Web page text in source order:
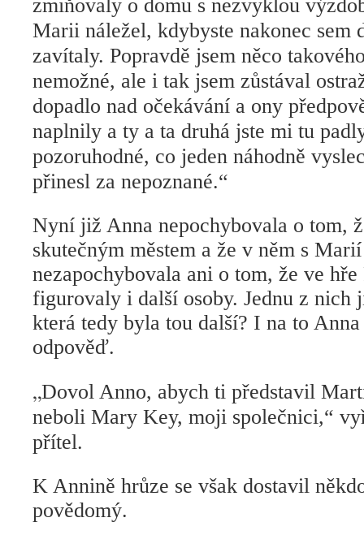
zmiňovaly o domu s nezvyklou
Marii náležel, kdybyste nakonec sem
zavítaly. Popravdě jsem něco
nemožné, ale i tak jsem zůstával
dopadlo nad očekávání a ony
naplnily a ty a ta druhá jste mi tu
pozoruhodné, co jeden náhodně
přinesl za nepoznané.“
Nyní již Anna nepochybovala o tom,
skutečným městem a že v něm s
nezapochybovala ani o tom, že ve
figurovaly i další osoby. Jednu z nich
která tedy byla tou další? I na to
odpověď.
„Dovol Anno, abych ti představil
neboli Mary Key, moji společnici,“
přítel.
K Annině hrůze se však dostavil
povědomý.